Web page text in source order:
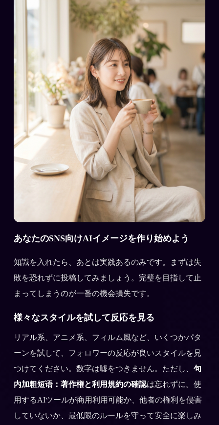
あなたのSNS向けAIイメージを作り始めよう
知識を入れたら、あとは実践あるのみです。まずは失
敗を恐れずに投稿してみましょう。完璧を目指して止
まってしまうのが一番の機会損失です。
様々なスタイルを試して反応を見る
リアル系、アニメ系、フィルム風など、いくつかパタ
ーンを試して、フォロワーの反応が良いスタイルを見
つけてください。数字は嘘をつきません。ただし、 句
内加粗短语：著作権と利用規約の確認は忘れずに。使
用するAIツールが商用利用可能か、他者の権利を侵害
していないか、最低限のルールを守って安全に楽しみ